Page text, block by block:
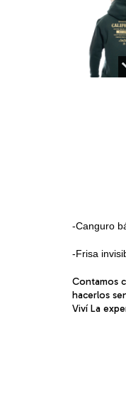
-Canguro
-Frisa
Contamos
hacerlos
Viví La